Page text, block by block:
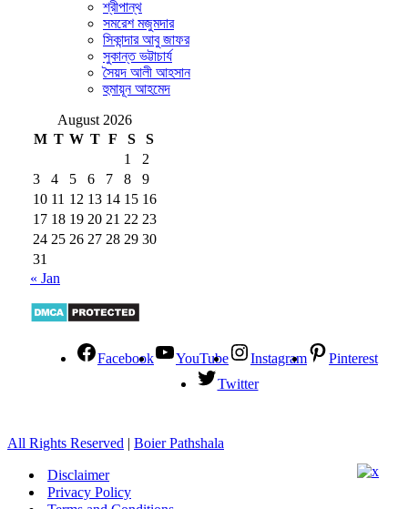
শ্রীপান্থ
সমরেশ মজুমদার
সিকান্দার আবু জাফর
সুকান্ত ভট্টাচার্য
সৈয়দ আলী আহসান
হুমায়ূন আহমেদ
August 2026
M T W T F S
S
1
2
3
4 5 6 7 8
9
10 11 12 13 14 15 16
17 18 19 20 21 22 23
24 25 26 27 28 29 30
31
« Jan
Facebook YouTube Instagram
Pinterest
Twitter
All Rights Reserved | Boier Pathshala
Disclaimer
Privacy Policy